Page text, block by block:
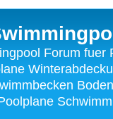
Forum fuer